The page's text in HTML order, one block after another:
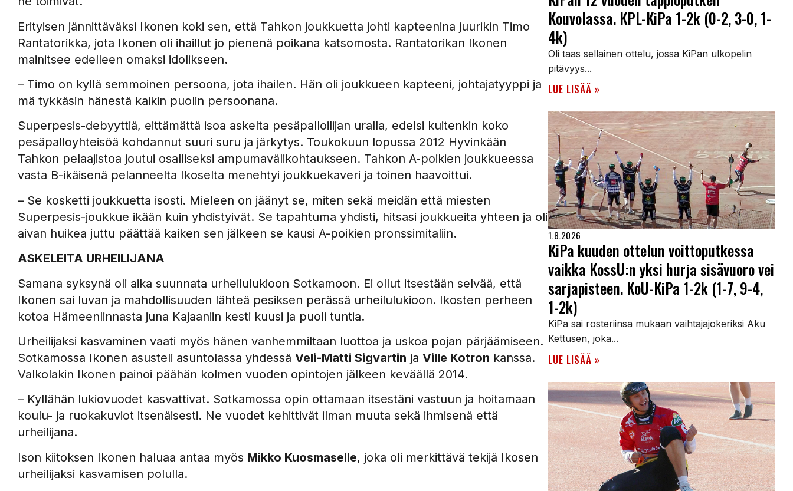
Erityisen jännittäväksi Ikonen koki sen, että Tahkon joukkuetta johti kapteenina juurikin Timo
Rantatorikka, jota Ikonen oli ihaillut jo pienenä poikana katsomosta. Rantatorikan Ikonen
mainitsee edelleen omaksi idolikseen.
– Timo on kyllä semmoinen persoona, jota ihailen. Hän oli joukkueen kapteeni, johtajatyyppi ja
mä tykkäsin hänestä kaikin puolin persoonana.
Superpesis-debyyttiä, eittämättä isoa askelta pesäpalloilijan uralla, edelsi kuitenkin koko
pesäpalloyhteisöä kohdannut suuri suru ja järkytys. Toukokuun lopussa 2012 Hyvinkään
Tahkon pelaajistoa joutui osalliseksi ampumavälikohtaukseen. Tahkon A-poikien joukkueessa
vasta B-ikäisenä pelanneelta Ikoselta menehtyi joukkuekaveri ja toinen haavoittui.
– Se kosketti joukkuetta isosti. Mieleen on jäänyt se, miten sekä meidän että miesten
Superpesis-joukkue ikään kuin yhdistyivät. Se tapahtuma yhdisti, hitsasi joukkueita yhteen ja oli
aivan huikea juttu päättää kaiken sen jälkeen se kausi A-poikien pronssimitaliin.
ASKELEITA URHEILIJANA
Samana syksynä oli aika suunnata urheilulukioon Sotkamoon. Ei ollut itsestään selvää, että
Ikonen sai luvan ja mahdollisuuden lähteä pesiksen perässä urheilulukioon. Ikosten perheen
kotoa Hämeenlinnasta juna Kajaaniin kesti kuusi ja puoli tuntia.
Urheilijaksi kasvaminen vaati myös hänen vanhemmiltaan luottoa ja uskoa pojan pärjäämiseen.
Sotkamossa Ikonen asusteli asuntolassa yhdessä Veli-Matti Sigvartin ja Ville Kotron kanssa.
Valkolakin Ikonen painoi päähän kolmen vuoden opintojen jälkeen keväällä 2014.
– Kyllähän lukiovuodet kasvattivat. Sotkamossa opin ottamaan itsestäni vastuun ja hoitamaan
koulu- ja ruokakuviot itsenäisesti. Ne vuodet kehittivät ilman muuta sekä ihmisenä että
urheilijana.
Ison kiitoksen Ikonen haluaa antaa myös Mikko Kuosmaselle, joka oli merkittävä tekijä Ikosen
urheilijaksi kasvamisen polulla.
Kouvolassa. KPL-KiPa 1-2k (0-2, 3-0, 1-
4k)
Oli taas sellainen ottelu, jossa KiPan ulkopelin
pitävyys...
LUE LISÄÄ »
1.8.2026
KiPa kuuden ottelun voittoputkessa
vaikka KossU:n yksi hurja sisävuoro vei
sarjapisteen. KoU-KiPa 1-2k (1-7, 9-4,
1-2k)
KiPa sai rosteriinsa mukaan vaihtajajokeriksi Aku
Kettusen, joka...
LUE LISÄÄ »